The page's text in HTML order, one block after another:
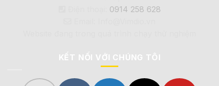
0914 258 628
KẾT NỐI VỚI CHÚNG TÔI